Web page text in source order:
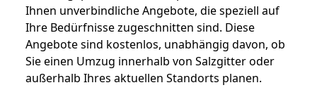
Ihnen unverbindliche Angebote, die speziell auf
Ihre Bedürfnisse zugeschnitten sind. Diese
Angebote sind kostenlos, unabhängig davon, ob
Sie einen Umzug innerhalb von Salzgitter oder
außerhalb Ihres aktuellen Standorts planen.